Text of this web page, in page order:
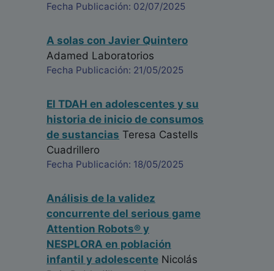
Fecha Publicación: 02/07/2025
A solas con Javier Quintero
Adamed Laboratorios
Fecha Publicación: 21/05/2025
El TDAH en adolescentes y su
historia de inicio de consumos
de sustancias Teresa Castells
Cuadrillero
Fecha Publicación: 18/05/2025
Análisis de la validez
concurrente del serious game
Attention Robots® y
NESPLORA en población
infantil y adolescente Nicolás